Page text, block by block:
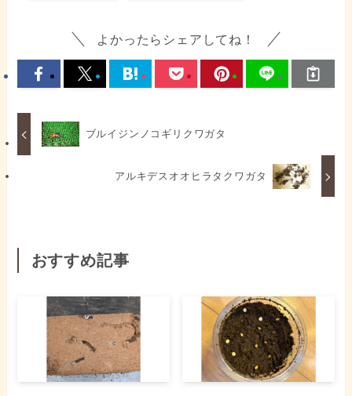
よかったらシェアしてね！
ブルイジンノコギリクワガタ
アルキデスオオヒラタクワガタ
おすすめ記事